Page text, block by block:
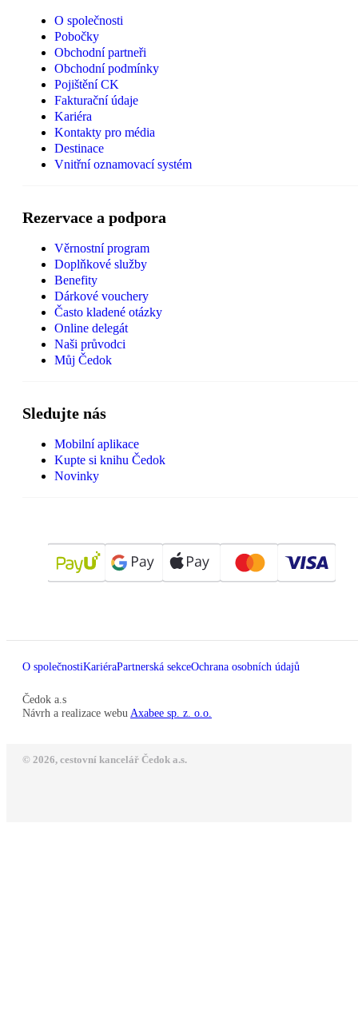
O společnosti
Pobočky
Obchodní partneři
Obchodní podmínky
Pojištění CK
Fakturační údaje
Kariéra
Kontakty pro média
Destinace
Vnitřní oznamovací systém
Rezervace a podpora
Věrnostní program
Doplňkové služby
Benefity
Dárkové vouchery
Často kladené otázky
Online delegát
Naši průvodci
Můj Čedok
Sledujte nás
Mobilní aplikace
Kupte si knihu Čedok
Novinky
O společnostiKariéraPartnerská sekceOchrana osobních údajů
Čedok a.s
Návrh a realizace webu Axabee sp. z. o.o.
© 2026, cestovní kancelář Čedok a.s.